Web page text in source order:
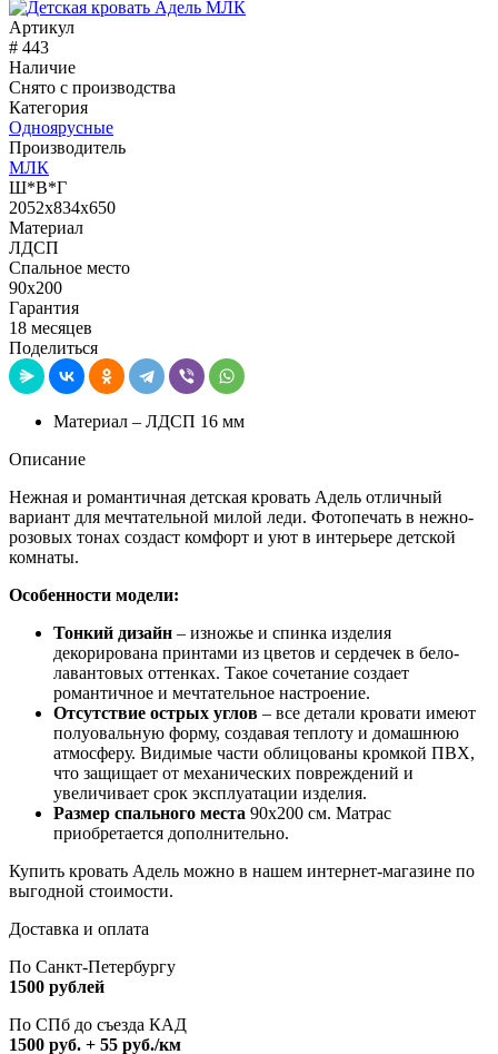
Артикул
# 443
Наличие
Снято с производства
Категория
Одноярусные
Производитель
МЛК
Ш*В*Г
2052x834x650
Материал
ЛДСП
Спальное место
90х200
Гарантия
18 месяцев
Поделиться
Материал – ЛДСП 16 мм
Описание
Нежная и романтичная детская кровать Адель отличный
вариант для мечтательной милой леди. Фотопечать в нежно-
розовых тонах создаст комфорт и уют в интерьере детской
комнаты.
Особенности модели:
Тонкий дизайн – изножье и спинка изделия
декорирована принтами из цветов и сердечек в бело-
лавантовых оттенках. Такое сочетание создает
романтичное и мечтательное настроение.
Отсутствие острых углов – все детали кровати имеют
полуовальную форму, создавая теплоту и домашнюю
атмосферу. Видимые части облицованы кромкой ПВХ,
что защищает от механических повреждений и
увеличивает срок эксплуатации изделия.
Размер спального места 90х200 см. Матрас
приобретается дополнительно.
Купить кровать Адель можно в нашем интернет-магазине по
выгодной стоимости.
Доставка и оплата
По Санкт-Петербургу
1500 рублей
По СПб до съезда КАД
1500 руб. + 55 руб./км